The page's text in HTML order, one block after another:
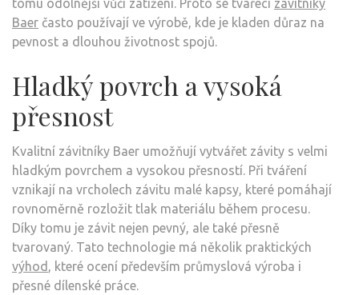
tomu odolnější vůči zatížení. Proto se tvářecí závitníky
Baer často používají ve výrobě, kde je kladen důraz na
pevnost a dlouhou životnost spojů.
Hladký povrch a vysoká
přesnost
Kvalitní závitníky Baer umožňují vytvářet závity s velmi
hladkým povrchem a vysokou přesností. Při tváření
vznikají na vrcholech závitu malé kapsy, které pomáhají
rovnoměrně rozložit tlak materiálu během procesu.
Díky tomu je závit nejen pevný, ale také přesně
tvarovaný. Tato technologie má několik praktických
výhod , které ocení především průmyslová výroba i
přesné dílenské práce.